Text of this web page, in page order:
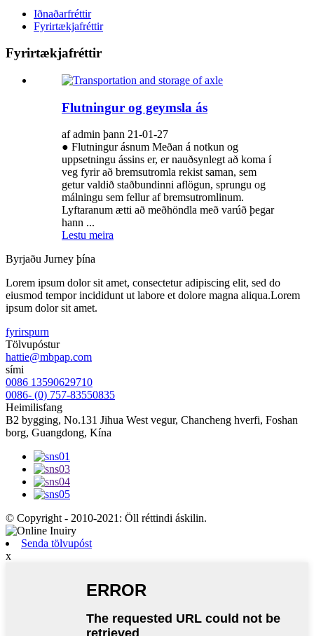
Iðnaðarfréttir
Fyrirtækjafréttir
Fyrirtækjafréttir
Flutningur og geymsla ás
af admin þann 21-01-27
● Flutningur ásnum Meðan á notkun og
uppsetningu ássins er, er nauðsynlegt að koma í
veg fyrir að bremsutromla rekist saman, sem
getur valdið staðbundinni aflögun, sprungu og
málningu sem fellur af bremsutromlinum.
Lyftaranum ætti að meðhöndla með varúð þegar
hann ...
Lestu meira
Byrjaðu Jurney þína
Lorem ipsum dolor sit amet, consectetur adipiscing elit, sed do
eiusmod tempor incididunt ut labore et dolore magna aliqua.Lorem
ipsum dolor sit amet.
fyrirspurn
Tölvupóstur
hattie@mbpap.com
sími
0086 13590629710
0086- (0) 757-83550835
Heimilisfang
B2 bygging, No.131 Jihua West vegur, Chancheng hverfi, Foshan
borg, Guangdong, Kína
© Copyright - 2010-2021: Öll réttindi áskilin.
Senda tölvupóst
x